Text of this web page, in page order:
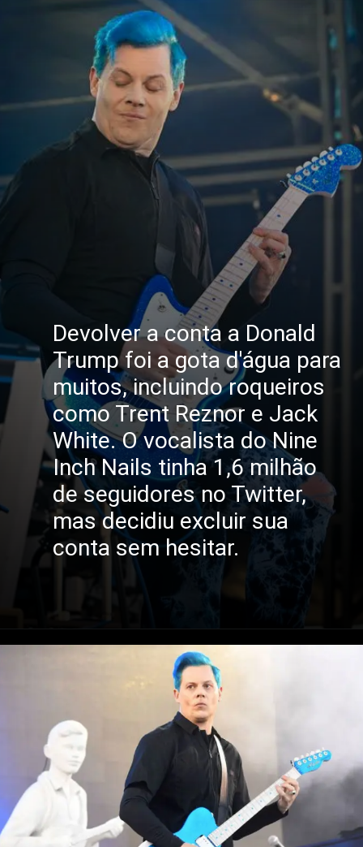
Devolver a conta a Donald
Trump foi a gota d'água para
muitos, incluindo roqueiros
como Trent Reznor e Jack
White. O vocalista do Nine
Inch Nails tinha 1,6 milhão
de seguidores no Twitter,
mas decidiu excluir sua
conta sem hesitar.